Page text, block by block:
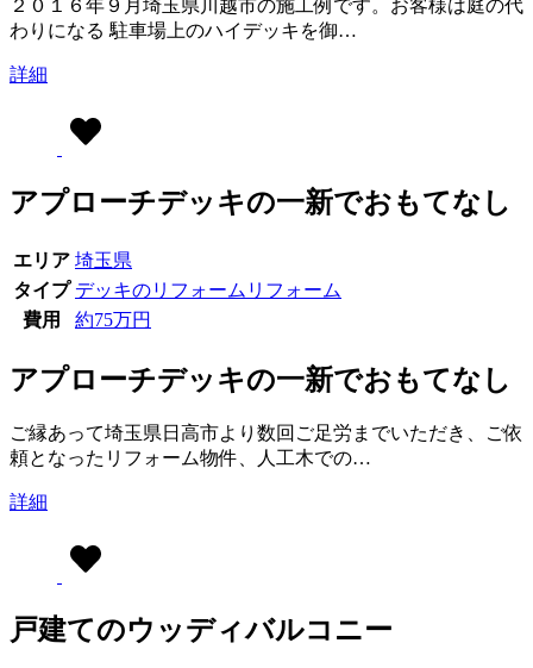
２０１６年９月埼玉県川越市の施工例です。お客様は庭の代
わりになる 駐車場上のハイデッキを御…
詳細
アプローチデッキの一新でおもてなし
エリア 埼玉県
タイプ デッキのリフォーム リフォーム
費用
約75万円
アプローチデッキの一新でおもてなし
ご縁あって埼玉県日高市より数回ご足労までいただき、ご依
頼となったリフォーム物件、人工木での…
詳細
戸建てのウッディバルコニー